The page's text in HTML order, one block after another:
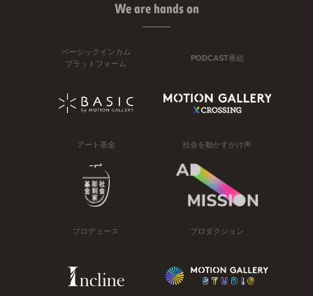
We are hands on
ベーシックインカム
プラットフォーム
PODCAST番組
アート基金 社会を動かすかけ声
プロデュース プロダクション